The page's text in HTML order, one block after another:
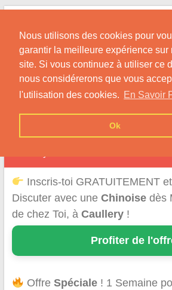
Nous utilisons des cookies pour
garantir la meilleure expérience sur
site. Si vous continuez à utiliser ce
nous considérerons que vous
l'utilisation des cookies. En Savoir
Ok
Skip
content
Nos Conseils pour Rencontrer Une
Originaire de Chine !
Inscris-toi GRATUITEMENT
Discuter avec une Chinoisedès
de chez Toi, à Caullery!
Profiter de
OffreSpéciale ! 1 Semaine